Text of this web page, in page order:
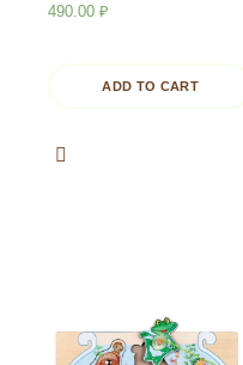
490.00 ₽
ADD TO CART